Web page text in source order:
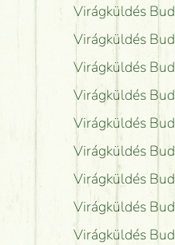
Virágküldés
Virágküldés
Virágküldés
Virágküldés
Virágküldés
Virágküldés
Virágküldés
Virágküldés
Virágküldés